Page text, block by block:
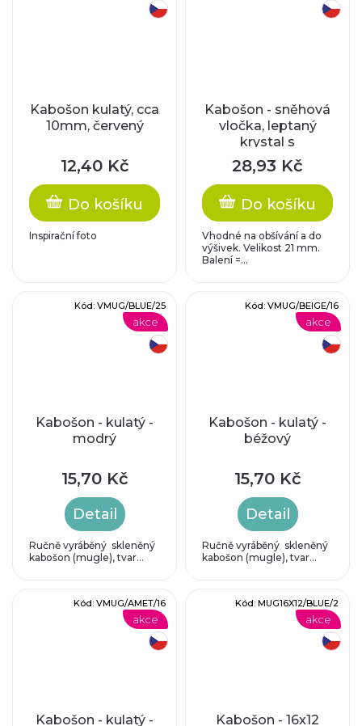
Kabošon kulatý, cca
10mm, červený
12,40 Kč
Do košíku
Inspirační foto
Kabošon - sněhová
vločka, leptaný
krystal s
metalickým
pokovem
28,93 Kč
Do košíku
Vhodné na obšívání a do
výšivek. Velikost 21 mm.
Balení =...
akce
Kabošon - kulatý -
modrý
15,70 Kč
Detail
Ručně vyráběný skleněný
kabošon (mugle), tvar...
Kód: VMUG/BLUE/25
akce
Kabošon - kulatý -
béžový
15,70 Kč
Detail
Ručně vyráběný skleněný
kabošon (mugle), tvar...
Kód: VMUG/BEIGE/16
akce
Kabošon - kulatý -
Kód: VMUG/AMET/16
akce
Kabošon - 16x12
Kód: MUG16X12/BLUE/2